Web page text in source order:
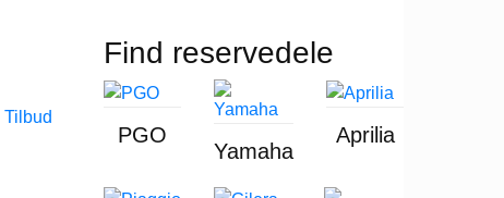
Find reservedele
PGO
Yamaha
Aprilia